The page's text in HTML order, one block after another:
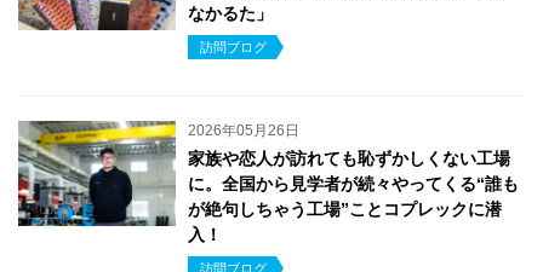
なかるた」
訪問ブログ
2026年05月26日
家族や恋人が訪れても恥ずかしくない工場
に。全国から見学者が続々やってくる“誰も
が絶句しちゃう工場”ことコプレックに潜
入！
訪問ブログ